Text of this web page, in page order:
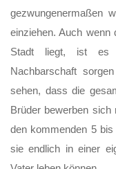
gezwungenermaßen
einziehen. Auch wenn
Stadt liegt, ist es
Nachbarschaft
sehen, dass die
Brüder bewerben
den kommenden 5
sie endlich in einer